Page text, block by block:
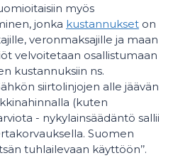
myös
jonka kustannukset on
veronmaksajille ja maan
velvoitetaan osallistumaan
kustannuksiin ns.
siirtolinjojen alle jäävän
(kuten
- nykylainsäädäntö sallii
Suomen
tuhlailevaan käyttöön’’.